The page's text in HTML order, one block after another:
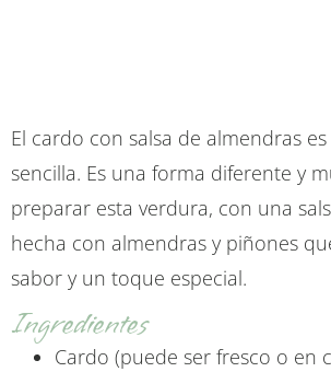
El cardo con salsa de almendras
sencilla. Es una forma diferente y
preparar esta verdura, con una
hecha con almendras y piñones
sabor y un toque especial.
Ingredientes
Cardo (puede ser fresco o en